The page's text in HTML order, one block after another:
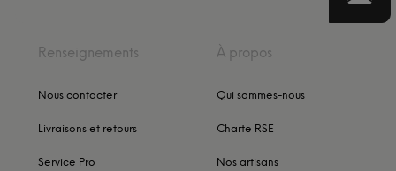
Renseignements
Nous contacter
Livraisons et retours
Service Pro
À propos
Qui sommes-nous
Charte RSE
Nos artisans